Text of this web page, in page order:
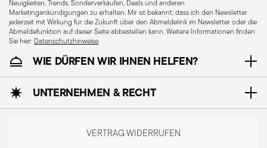
Neuigkeiten, Trends, Sonderverkäufen, Deals und anderen
Marketingankündigungen zu erhalten. Mir ist bekannt, dass ich den Newsletter
jederzeit mit Wirkung für die Zukunft über den Abmeldelink im Newsletter oder die
Abmeldefunktion auf dieser Seite abbestellen kann. Weitere Informationen finden
Sie hier: Datenschutzhinweise.
WIE DÜRFEN WIR IHNEN HELFEN?
UNTERNEHMEN & RECHT
VERTRAG WIDERRUFEN